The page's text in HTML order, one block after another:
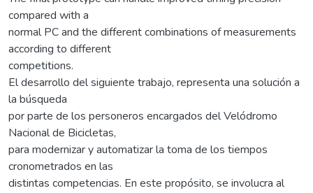
compared with a
normal PC and the different combinations of measurements
according to different
competitions.
El desarrollo del siguiente trabajo, representa una solución a
la búsqueda
por parte de los personeros encargados del Velódromo
Nacional de Bicicletas,
para modernizar y automatizar la toma de los tiempos
cronometrados en las
distintas competencias. En este propósito, se involucra al